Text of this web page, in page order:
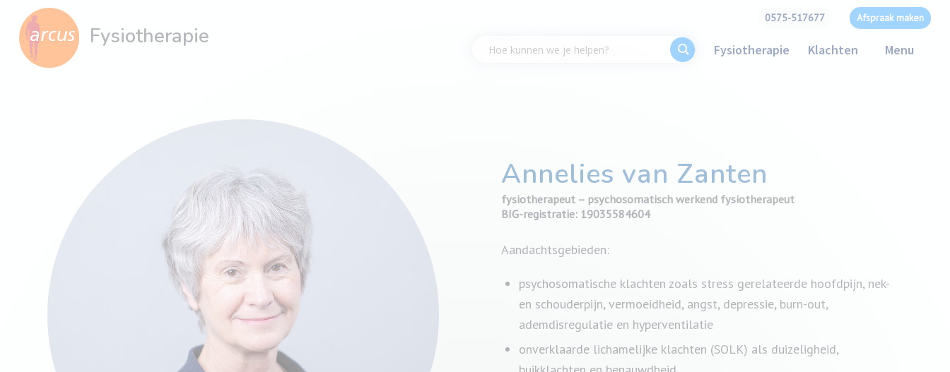
0575-517677 Afspraak maken
Fysiotherapie Klachten Menu
Fysiotherapie
Annelies van Zanten
fysiotherapeut – psychosomatisch werkend fysiotherapeut
BIG-registratie: 19035584604
Aandachtsgebieden:
psychosomatische klachten zoals stress gerelateerde hoofdpijn, nek-
en schouderpijn, vermoeidheid, angst, depressie, burn-out,
ademdisregulatie en hyperventilatie
onverklaarde lichamelijke klachten (SOLK) als duizeligheid,